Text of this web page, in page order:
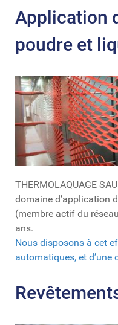
Application
poudre et
THERMOLAQUAGE
domaine d’application
(membre actif du
ans.
Nous disposons à cet
automatiques, et